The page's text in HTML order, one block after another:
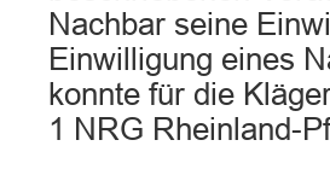
Nachbar seine
Einwilligung eines
konnte für die
1 NRG Rheinland-